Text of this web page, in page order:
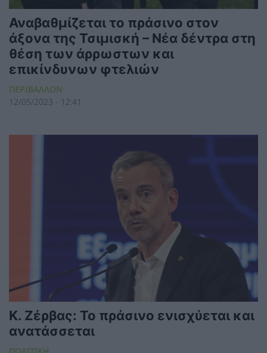
Αναβαθμίζεται το πράσινο στον
άξονα της Τσιμισκή – Νέα δέντρα στη
θέση των άρρωστων και
επικίνδυνων φτελιών
ΠΕΡΙΒΑΛΛΟΝ
12/05/2023 - 12:41
Κ. Ζέρβας: Το πράσινο ενισχύεται και
ανατάσσεται